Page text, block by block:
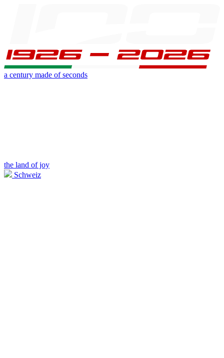
a century made of seconds
the land of joy
Schweiz